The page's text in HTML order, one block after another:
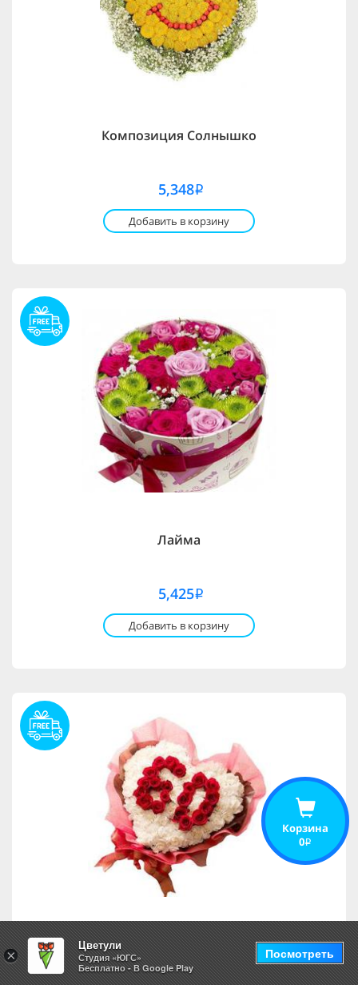
Композиция Солнышко
5,348i
Добавить в корзину
Лайма
5,425i
Добавить в корзину
Композиция "60"
Корзина
0i
×
Цветули
Студия «ЮГС»
Бесплатно - В Google Play
Посмотреть